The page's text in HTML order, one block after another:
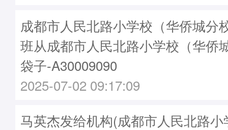
成都市人民北路小学校（华侨城分
班从成都市人民北路小学校（华侨
袋子-A30009090
2025-07-02 09:17:09
马英杰发给机构(成都市人民北路